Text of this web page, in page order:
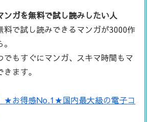
ンガを無料で試し読みしたい人
で試し読みできるマンガが3000作
もすぐにマンガ、スキマ時間もマ
ます。
★お得感No.1★国内最大級の電子コ